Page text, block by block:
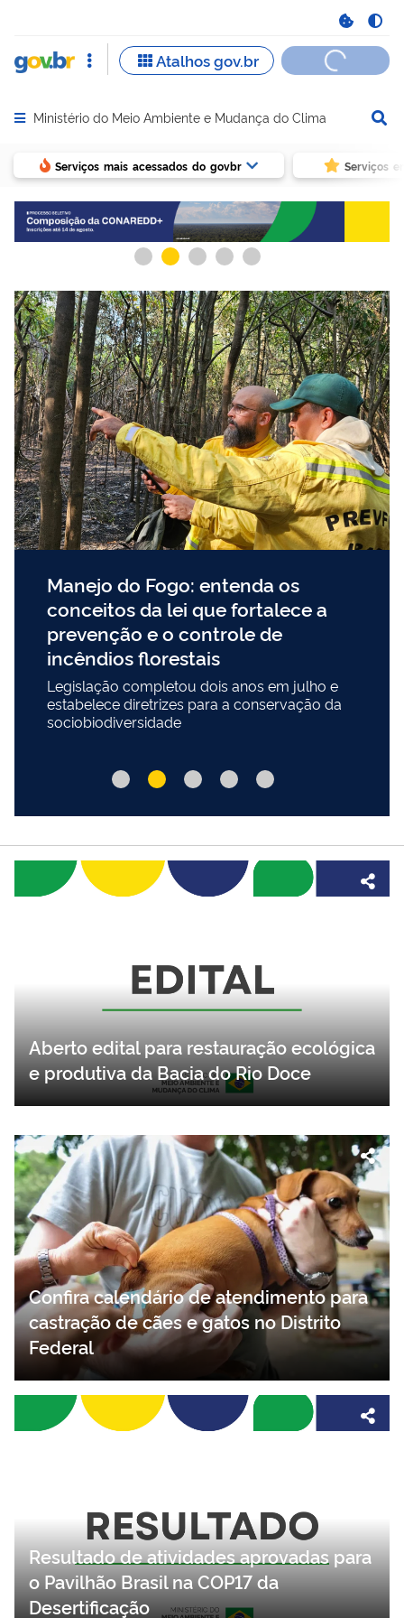
Abrir menu principal de navegação
Ministério do Meio Ambiente e Mudança do Clima
Serviços mais acessados do govbr Serviços
Manejo do Fogo: entenda os
conceitos da lei que fortalece a
prevenção e o controle de
incêndios florestais
Legislação completou dois anos em julho e
estabelece diretrizes para a conservação da
sociobiodiversidade
Aberto edital para restauração ecológica
e produtiva da Bacia do Rio Doce
Confira calendário de atendimento para
castração de cães e gatos no Distrito
Federal
Resultado de atividades aprovadas para
o Pavilhão Brasil na COP17 da
Desertificação